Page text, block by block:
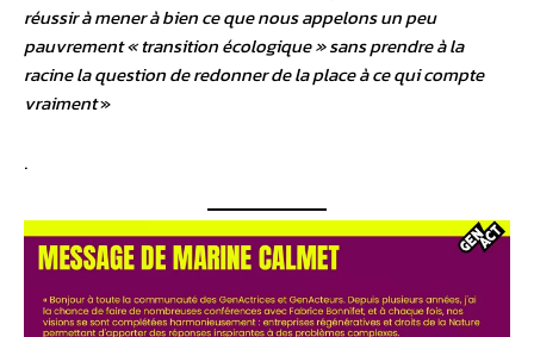
réussir à mener à bien ce que nous appelons un peu
pauvrement « transition écologique » sans prendre à la
racine la question de redonner de la place à ce qui compte
vraiment»
.